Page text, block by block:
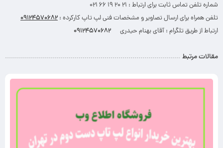
شماره تلفن تماس ثابت برای ارتباط : ۲۱ ۲۰ ۱۹ ۶۶ ۰۲۱
تلفن همراه برای ارسال تصاویر و مشخصات فنی لپ تاپ کارکرده : ۰۹۱۲۴۵۷۰۶۸۲
ارتباط از طریق تلگرام : آقای بهنام حیدری
مقالات مرتبط